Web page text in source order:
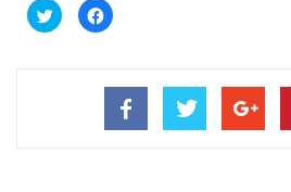
Cliquez
pour
partager
Cliquez
pour
une
nouvelle
fenêtre)